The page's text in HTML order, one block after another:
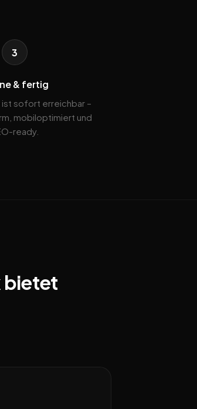
3
& fertig
sofort erreichbar –
mobiloptimiert und
ready.
bietet